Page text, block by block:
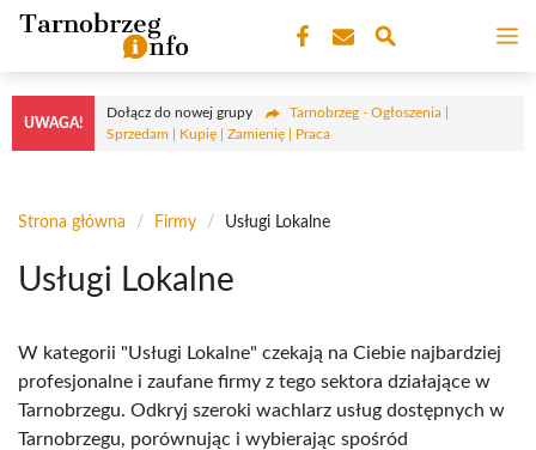
Przejdź
treści
UWAGA!
Dołącz do nowej grupy
Tarnobrzeg - Ogłoszenia |
Sprzedam | Kupię | Zamienię | Praca
Strona główna / Firmy / Usługi Lokalne
Usługi Lokalne
W kategorii "Usługi Lokalne" czekają na Ciebie najbardziej
profesjonalne i zaufane firmy z tego sektora działające w
Tarnobrzegu. Odkryj szeroki wachlarz usług dostępnych w
Tarnobrzegu, porównując i wybierając spośród